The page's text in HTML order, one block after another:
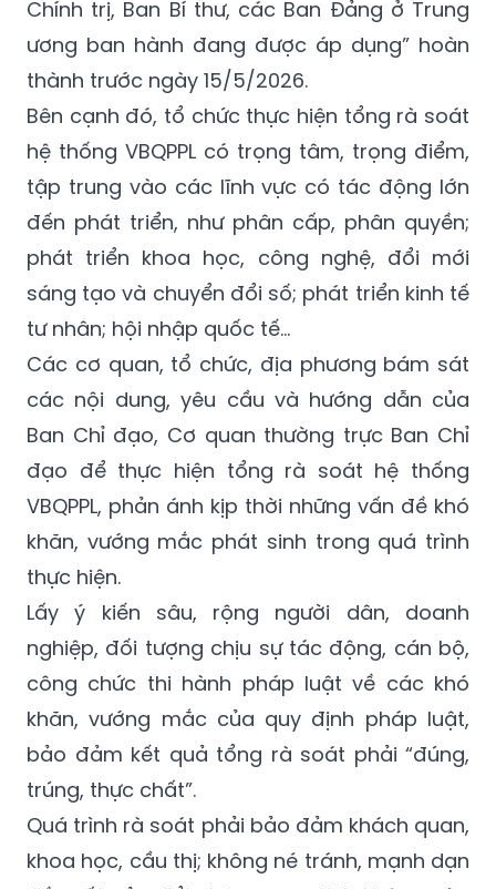
Chính trị, Ban Bí thư, các Ban Đảng ở Trung
ương ban hành đang được áp dụng” hoàn
thành trước ngày 15/5/2026.
Bên cạnh đó, tổ chức thực hiện tổng rà soát
hệ thống VBQPPL có trọng tâm, trọng điểm,
tập trung vào các lĩnh vực có tác động lớn
đến phát triển, như phân cấp, phân quyền;
phát triển khoa học, công nghệ, đổi mới
sáng tạo và chuyển đổi số; phát triển kinh tế
tư nhân; hội nhập quốc tế…
Các cơ quan, tổ chức, địa phương bám sát
các nội dung, yêu cầu và hướng dẫn của
Ban Chỉ đạo, Cơ quan thường trực Ban Chỉ
đạo để thực hiện tổng rà soát hệ thống
VBQPPL, phản ánh kịp thời những vấn đề khó
khăn, vướng mắc phát sinh trong quá trình
thực hiện.
Lấy ý kiến sâu, rộng người dân, doanh
nghiệp, đối tượng chịu sự tác động, cán bộ,
công chức thi hành pháp luật về các khó
khăn, vướng mắc của quy định pháp luật,
bảo đảm kết quả tổng rà soát phải “đúng,
trúng, thực chất”.
Quá trình rà soát phải bảo đảm khách quan,
khoa học, cầu thị; không né tránh, mạnh dạn